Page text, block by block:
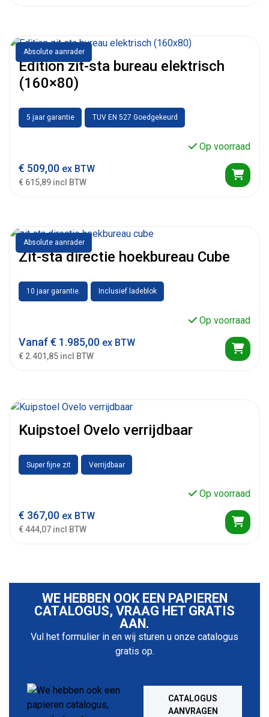
Absolute aanrader
Edition zit-sta bureau elektrisch
(160×80)
5 jaar garantie TUV EN 527 Goedgekeurd
Op voorraad
€ 509,00 ex BTW
€ 615,89 incl BTW
Absolute aanrader
Zit-sta directie hoekbureau Cube
10 jaar garantie. Inclusief ladeblok
Op voorraad
Vanaf€ 1.985,00 ex BTW
€ 2.401,85 incl BTW
Kuipstoel Ovelo verrijdbaar
Super fijne zit Verrijdbaar
Op voorraad
€ 367,00 ex BTW
€ 444,07 incl BTW
WE HEBBEN OOK EEN PAPIEREN
CATALOGUS, VRAAG HET GRATIS
AAN.
Vul het formulier in en wij sturen u onze catalogus
gratis op.
CATALOGUS
AANVRAGEN